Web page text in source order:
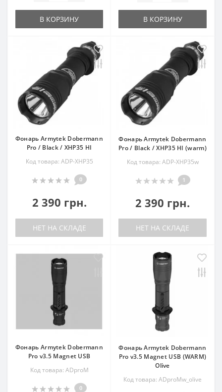
В КОРЗИНУ В КОРЗИНУ
Фонарь Armytek Dobermann
Pro / Black / XHP35 HI
Код товара: ADP-XHP35
0
2 390 грн.
НЕТ НА СКЛАДЕ
Фонарь Armytek Dobermann
Pro / Black / XHP35 HI (warm)
Код товара: ADP-XHP35w
1
2 390 грн.
НЕТ НА СКЛАДЕ
Фонарь Armytek Dobermann
Pro v3.5 Magnet USB
Код товара: ADproM
0
Фонарь Armytek Dobermann
Pro v3.5 Magnet USB (WARM)
Olive
Код товара: ADproMw_olive